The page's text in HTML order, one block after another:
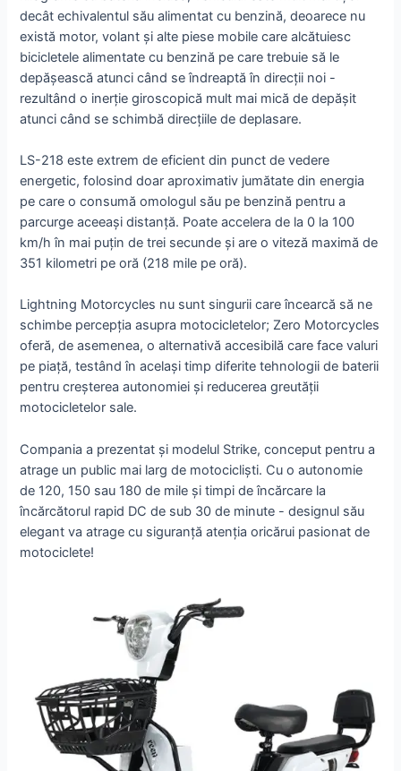
decât echivalentul său alimentat cu benzină, deoarece nu
există motor, volant și alte piese mobile care alcătuiesc
bicicletele alimentate cu benzină pe care trebuie să le
depășească atunci când se îndreaptă în direcții noi -
rezultând o inerție giroscopică mult mai mică de depășit
atunci când se schimbă direcțiile de deplasare.
LS-218 este extrem de eficient din punct de vedere
energetic, folosind doar aproximativ jumătate din energia
pe care o consumă omologul său pe benzină pentru a
parcurge aceeași distanță. Poate accelera de la 0 la 100
km/h în mai puțin de trei secunde și are o viteză maximă de
351 kilometri pe oră (218 mile pe oră).
Lightning Motorcycles nu sunt singurii care încearcă să ne
schimbe percepția asupra motocicletelor; Zero Motorcycles
oferă, de asemenea, o alternativă accesibilă care face valuri
pe piață, testând în același timp diferite tehnologii de baterii
pentru creșterea autonomiei și reducerea greutății
motocicletelor sale.
Compania a prezentat și modelul Strike, conceput pentru a
atrage un public mai larg de motocicliști. Cu o autonomie
de 120, 150 sau 180 de mile și timpi de încărcare la
încărcătorul rapid DC de sub 30 de minute - designul său
elegant va atrage cu siguranță atenția oricărui pasionat de
motociclete!